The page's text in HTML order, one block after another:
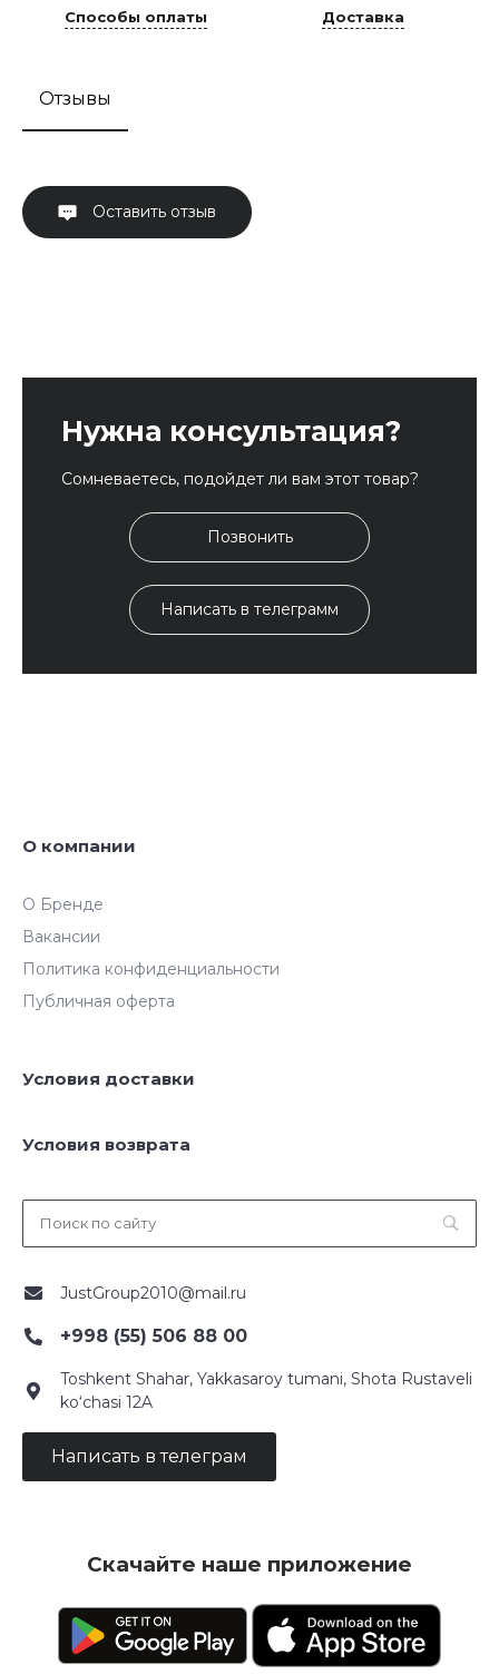
Способы оплаты Доставка
Отзывы
Оставить отзыв
Нужна консультация?
Сомневаетесь, подойдет ли вам этот товар?
Позвонить
Написать в телеграмм
О компании
О Бренде
Вакансии
Политика конфиденциальности
Публичная оферта
Условия доставки
Условия возврата
JustGroup2010@mail.ru
+998 (55) 506 88 00
Toshkent Shahar, Yakkasaroy tumani, Shota Rustaveli
ko‘chasi 12A
Написать в телеграм
Скачайте наше приложение